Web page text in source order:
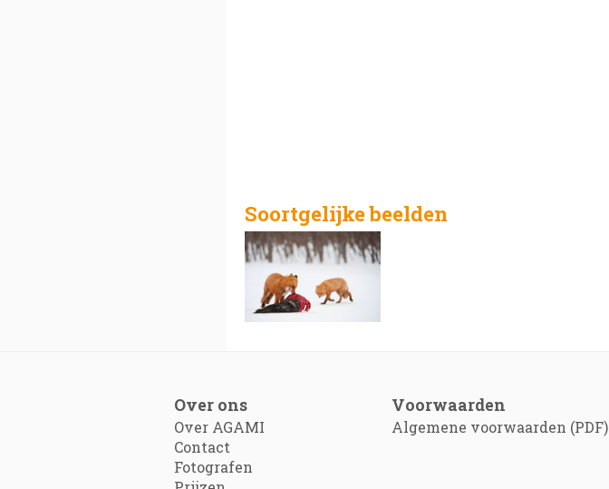
Soortgelijke beelden
Over ons
Over AGAMI
Contact
Fotografen
Voorwaarden
Algemene voorwaarden (PDF)